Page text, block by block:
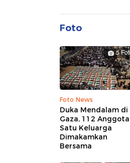
Foto
5
Foto News
Duka Mendalam di
Gaza, 112 Anggota
Satu Keluarga
Dimakamkan
Bersama